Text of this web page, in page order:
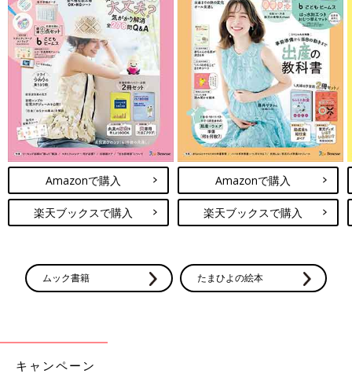
Amazonで購入
楽天ブックスで購入
Amazonで購入
楽天ブックスで購入
ムック書籍 たまひよの絵本
キャンペーン